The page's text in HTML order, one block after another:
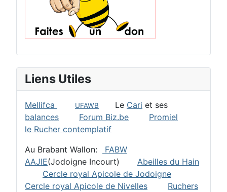
Liens Utiles
Mellifca UFAWB Le Cari et ses
balances
Forum Biz.be
Promiel
le Rucher contemplatif
Au Brabant Wallon:
FABW
AAJIE(Jodoigne Incourt) Abeilles du Hain
Cercle royal Apicole de Jodoigne
Cercle royal Apicole de Nivelles
Ruchers